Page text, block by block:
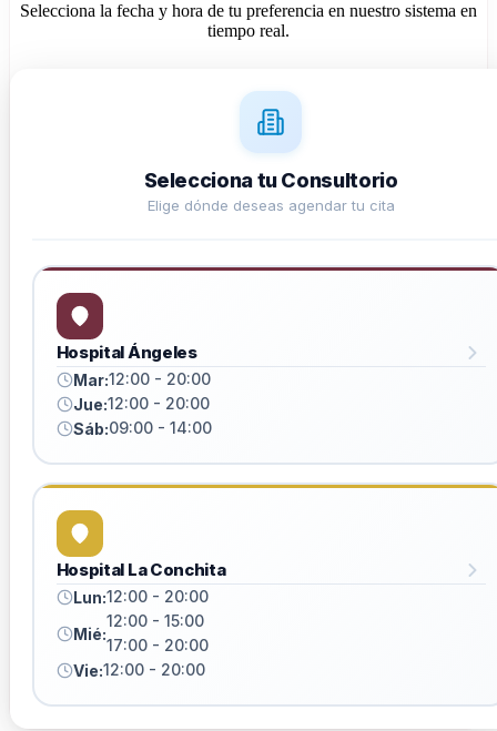
Selecciona la fecha y hora de tu preferencia en nuestro sistema en
tiempo real.
Selecciona tu Consultorio
Elige dónde deseas agendar tu cita
Hospital Ángeles
Mar:12:00 - 20:00
Jue:12:00 - 20:00
Sáb:09:00 - 14:00
Hospital La Conchita
Lun:12:00 - 20:00
Mié:
12:00 - 15:00
17:00 - 20:00
Vie:12:00 - 20:00